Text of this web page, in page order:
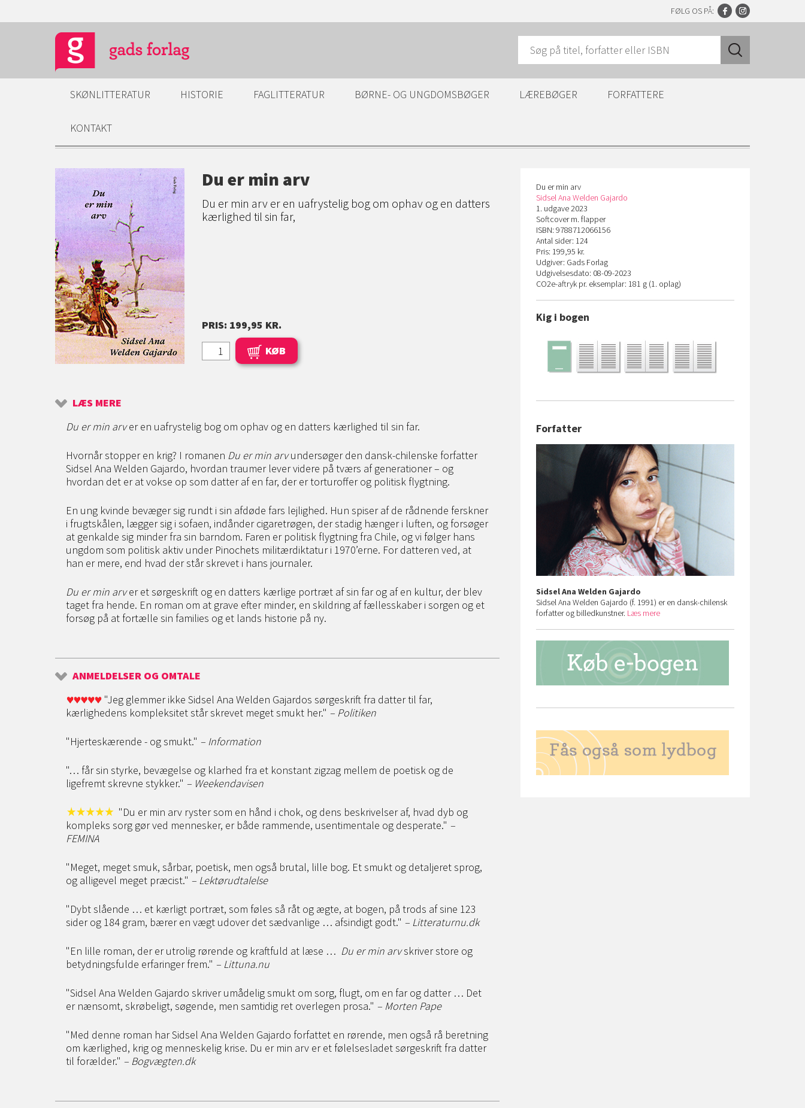
FØLG OS PÅ:
SKØNLITTERATUR HISTORIE FAGLITTERATUR BØRNE- OG UNGDOMSBØGER LÆREBØGER FORFATTERE
KONTAKT
Du er min arv
Du er min arv er en uafrystelig bog om ophav og en datters
kærlighed til sin far,
PRIS: 199,95 KR.
KØB
LÆS MERE
Du er min arver en uafrystelig bog om ophav og en datters kærlighed til sin far.
Hvornår stopper en krig? I romanen Du er min arvundersøger den dansk-chilenske forfatter
Sidsel Ana Welden Gajardo, hvordan traumer lever videre på tværs af generationer – og
hvordan det er at vokse op som datter af en far, der er torturoffer og politisk flygtning.
En ung kvinde bevæger sig rundt i sin afdøde fars lejlighed. Hun spiser af de rådnende ferskner
i frugtskålen, lægger sig i sofaen, indånder cigaretrøgen, der stadig hænger i luften, og forsøger
at genkalde sig minder fra sin barndom. Faren er politisk flygtning fra Chile, og vi følger hans
ungdom som politisk aktiv under Pinochets militærdiktatur i 1970’erne. For datteren ved, at
han er mere, end hvad der står skrevet i hans journaler.
Du er min arver et sørgeskrift og en datters kærlige portræt af sin far og af en kultur, der blev
taget fra hende. En roman om at grave efter minder, en skildring af fællesskaber i sorgen og et
forsøg på at fortælle sin families og et lands historie på ny.
ANMELDELSER OG OMTALE
"Jeg glemmer ikke Sidsel Ana Welden Gajardos sørgeskrift fra datter til far,
kærlighedens kompleksitet står skrevet meget smukt her." – Politiken
"Hjerteskærende - og smukt." – Information
"… får sin styrke, bevægelse og klarhed fra et konstant zigzag mellem de poetisk og de
ligefremt skrevne stykker." – Weekendavisen
"Du er min arv ryster som en hånd i chok, og dens beskrivelser af, hvad dyb og
kompleks sorg gør ved mennesker, er både rammende, usentimentale og desperate." –
FEMINA
"Meget, meget smuk, sårbar, poetisk, men også brutal, lille bog. Et smukt og detaljeret sprog,
og alligevel meget præcist." – Lektørudtalelse
"Dybt slående … et kærligt portræt, som føles så råt og ægte, at bogen, på trods af sine 123
sider og 184 gram, bærer en vægt udover det sædvanlige … afsindigt godt." – Litteraturnu.dk
"En lille roman, der er utrolig rørende og kraftfuld at læse … Du er min arvskriver store og
betydningsfulde erfaringer frem." – Littuna.nu
"Sidsel Ana Welden Gajardo skriver umådelig smukt om sorg, flugt, om en far og datter … Det
er nænsomt, skrøbeligt, søgende, men samtidig ret overlegen prosa." – Morten Pape
"Med denne roman har Sidsel Ana Welden Gajardo forfattet en rørende, men også rå beretning
om kærlighed, krig og menneskelig krise. Du er min arv er et følelsesladet sørgeskrift fra datter
til forælder." – Bogvægten.dk
Du er min arv
Sidsel Ana Welden Gajardo
1. udgave 2023
Softcover m. flapper
ISBN: 9788712066156
Antal sider: 124
Pris: 199,95 kr.
Udgiver: Gads Forlag
Udgivelsesdato: 08-09-2023
CO2e-aftryk pr. eksemplar: 181 g (1. oplag)
Kig i bogen
Forfatter
Sidsel Ana Welden Gajardo
Sidsel Ana Welden Gajardo (f. 1991) er en dansk-chilensk
forfatter og billedkunstner. Læs mere